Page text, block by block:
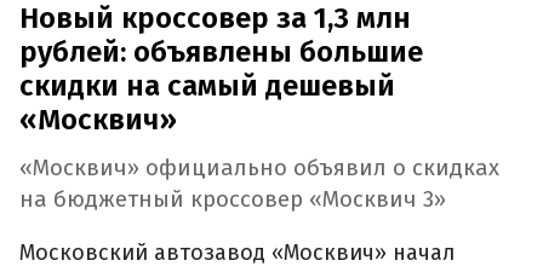
Новый кроссовер за 1,3 млн
рублей: объявлены большие
скидки на самый дешевый
«Москвич»
«Москвич» официально объявил о скидках
на бюджетный кроссовер «Москвич 3»
Московский автозавод «Москвич» начал